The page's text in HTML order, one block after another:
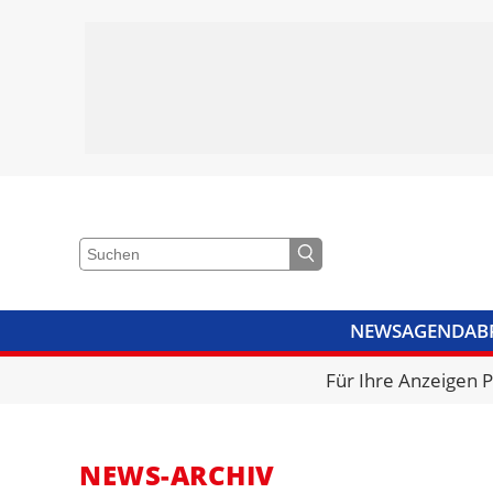
NEWSAGENDA
VIDEOSBIBLIOTHEK
Für Ihre Anzeigen
NEWS-ARCHIV